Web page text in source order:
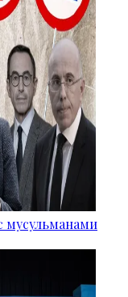
мусульманами